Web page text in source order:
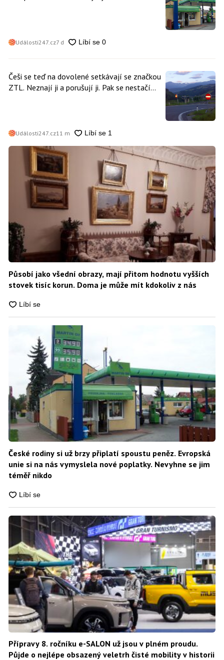
Události247.cz7 d
Češi se teď na dovolené setkávají se značkou
ZTL. Neznají ji a porušují ji. Pak se nestačí
Události247.cz11 m
Působí jako všední obrazy, mají přitom hodnotu vyšších
stovek tisíc korun. Doma je může mít kdokoliv z nás
České rodiny si už brzy připlatí spoustu peněz. Evropská
unie si na nás vymyslela nové poplatky. Nevyhne se jim
téměř nikdo
Přípravy 8. ročníku e-SALON už jsou v plném proudu.
Půjde o nejlépe obsazený veletrh čisté mobility v historii